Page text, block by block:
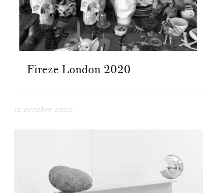
Fireze London 2020
12 octubre 2020